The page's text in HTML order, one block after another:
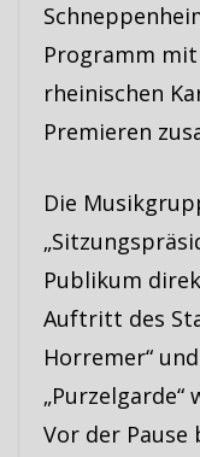
Programm
rheinischen
Premieren
Die
Publikum
Auftritt des
Horremer“
Vor der Pause